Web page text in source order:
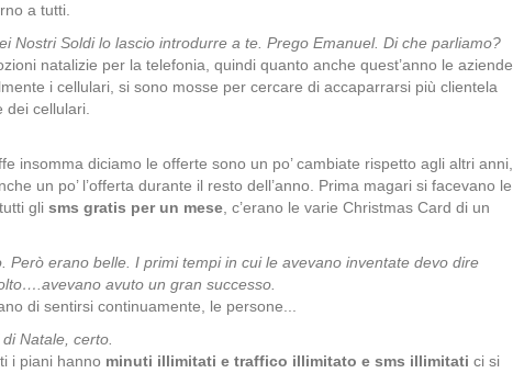
a tutti.
Nostri Soldi lo lascio introdurre a te. Prego Emanuel. Di che parliamo?
natalizie per la telefonia, quindi quanto anche quest’anno le aziende
i cellulari, si sono mosse per cercare di accaparrarsi più clientela
dei cellulari.
insomma diciamo le offerte sono un po’ cambiate rispetto agli altri anni,
un po’ l’offerta durante il resto dell’anno. Prima magari si facevano le
gli sms gratis per un mese , c’erano le varie Christmas Card di un
Però erano belle. I primi tempi in cui le avevano inventate devo dire
avuto un gran successo.
di sentirsi continuamente, le persone...
Natale, certo.
i piani hanno minuti illimitati e traffico illimitato e sms illimitati ci si